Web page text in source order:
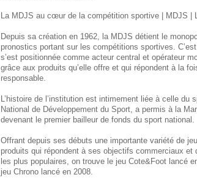
La MDJS au cœur de la compétition sportive | MDJS |
Depuis sa création en 1962, la MDJS détient le
pronostics portant sur les compétitions sportives.
s’est positionnée comme acteur central et opérateur
grâce aux produits qu’elle offre et qui répondent à la
responsable.
L’histoire de l’institution est intimement liée à celle
National de Développement du Sport, a permis à la
devenant le premier bailleur de fonds du sport national.
Offrant depuis ses débuts une importante variété de
produits qui répondent à ses objectifs commerciaux
les plus populaires, on trouve le jeu Cote&Foot lancé
jeu Chrono lancé en 2008.